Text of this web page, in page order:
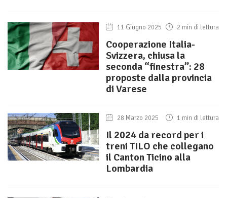
11 Giugno 2025 2 min di lettura
Cooperazione Italia-
Svizzera, chiusa la
seconda “finestra”: 28
proposte dalla provincia
di Varese
28 Marzo 2025 1 min di lettura
Il 2024 da record per i
treni TILO che collegano
il Canton Ticino alla
Lombardia